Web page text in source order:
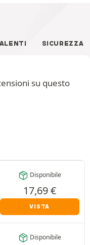
SICUREZZA
su questo
Disponibile
17,69€
VISTA
Disponibile